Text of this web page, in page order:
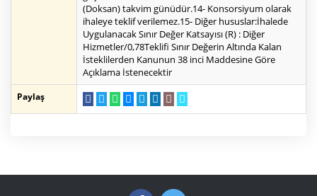
(Doksan) takvim günüdür.14- Konsorsiyum olarak
ihaleye teklif verilemez.15- Diğer hususlar:İhalede
Uygulanacak Sınır Değer Katsayısı (R) : Diğer
Hizmetler/0,78Teklifi Sınır Değerin Altında Kalan
İsteklilerden Kanunun 38 inci Maddesine Göre
Açıklama İstenecektir
Paylaş